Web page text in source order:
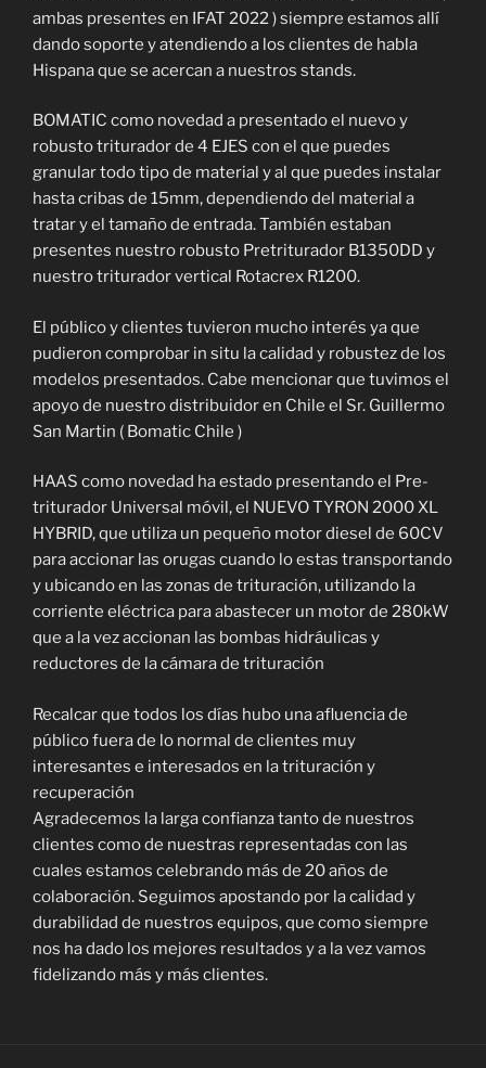
ambas presentes en IFAT 2022 ) siempre estamos allí
dando soporte y atendiendo a los clientes de habla
Hispana que se acercan a nuestros stands.
BOMATIC como novedad a presentado el nuevo y
robusto triturador de 4 EJES con el que puedes
granular todo tipo de material y al que puedes instalar
hasta cribas de 15mm, dependiendo del material a
tratar y el tamaño de entrada. También estaban
presentes nuestro robusto Pretriturador B1350DD y
nuestro triturador vertical Rotacrex R1200.
El público y clientes tuvieron mucho interés ya que
pudieron comprobar in situ la calidad y robustez de los
modelos presentados. Cabe mencionar que tuvimos el
apoyo de nuestro distribuidor en Chile el Sr. Guillermo
San Martin ( Bomatic Chile )
HAAS como novedad ha estado presentando el Pre-
triturador Universal móvil, el NUEVO TYRON 2000 XL
HYBRID, que utiliza un pequeño motor diesel de 60CV
para accionar las orugas cuando lo estas transportando
y ubicando en las zonas de trituración, utilizando la
corriente eléctrica para abastecer un motor de 280kW
que a la vez accionan las bombas hidráulicas y
reductores de la cámara de trituración
Recalcar que todos los días hubo una afluencia de
público fuera de lo normal de clientes muy
interesantes e interesados en la trituración y
recuperación
Agradecemos la larga confianza tanto de nuestros
clientes como de nuestras representadas con las
cuales estamos celebrando más de 20 años de
colaboración. Seguimos apostando por la calidad y
durabilidad de nuestros equipos, que como siempre
nos ha dado los mejores resultados y a la vez vamos
fidelizando más y más clientes.